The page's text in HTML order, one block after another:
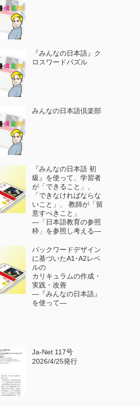
『みんなの日本語』ク
ロスワードパズル
みんなの日本語倶楽部
『みんなの日本語 初
級』を使って、学習者
が「できること」、
「できなければならな
いこと」、 教師が「留
意すべきこと」
―「日本語教育の参照
枠」を参照し考える―
バックワードデザイン
に基づいたA1･A2レベ
ルの
カリキュラムの作成・
実践・改善
―『みんなの日本語』
を使って―
Ja-Net 117号
2026/4/25発行